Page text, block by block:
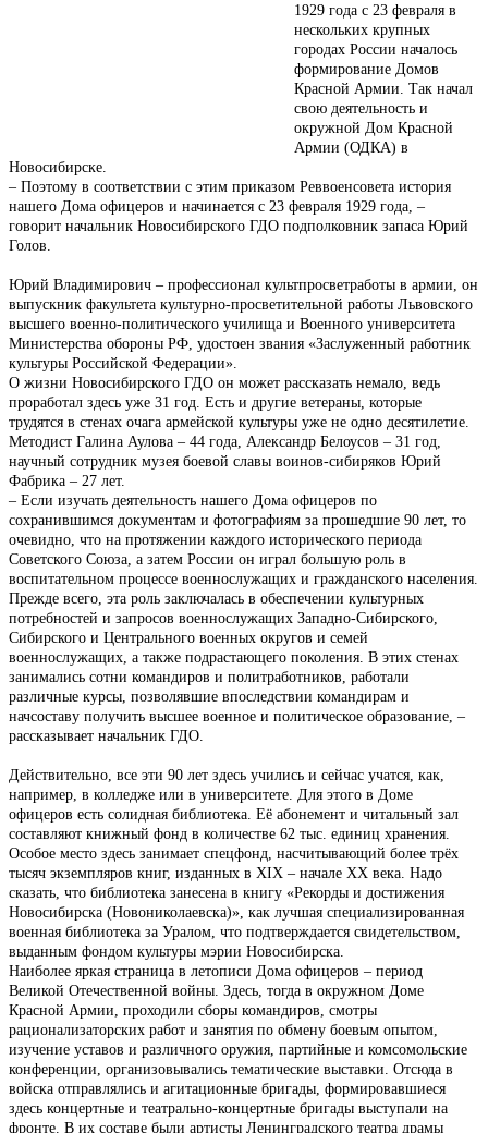
1929 года с 23 февраля в
нескольких крупных
городах России началось
формирование Домов
Красной Армии. Так начал
свою деятельность и
окружной Дом Красной
Армии (ОДКА) в
Новосибирске.
– Поэтому в соответствии с этим приказом Реввоенсовета история
нашего Дома офицеров и начинается с 23 февраля 1929 года, –
говорит начальник Новосибирского ГДО подполковник запаса Юрий
Голов.
Юрий Владимирович – профессионал культпросветработы в армии, он
выпускник факультета культурно-просветительной работы Львовского
высшего военно-политического училища и Военного университета
Министерства обороны РФ, удостоен звания «Заслуженный работник
культуры Российской Федерации».
О жизни Новосибирского ГДО он может рассказать немало, ведь
проработал здесь уже 31 год. Есть и другие ветераны, которые
трудятся в стенах очага армейской культуры уже не одно десятилетие.
Методист Галина Аулова – 44 года, Александр Белоусов – 31 год,
научный сотрудник музея боевой славы воинов-сибиряков Юрий
Фабрика – 27 лет.
– Если изучать деятельность нашего Дома офицеров по
сохранившимся документам и фотографиям за прошедшие 90 лет, то
очевидно, что на протяжении каждого исторического периода
Советского Союза, а затем России он играл большую роль в
воспитательном процессе военнослужащих и гражданского населения.
Прежде всего, эта роль заключалась в обеспечении культурных
потребностей и запросов военнослужащих Западно-Сибирского,
Сибирского и Центрального военных округов и семей
военнослужащих, а также подрастающего поколения. В этих стенах
занимались сотни командиров и политработников, работали
различные курсы, позволявшие впоследствии командирам и
начсоставу получить высшее военное и политическое образование, –
рассказывает начальник ГДО.
Действительно, все эти 90 лет здесь учились и сейчас учатся, как,
например, в колледже или в университете. Для этого в Доме
офицеров есть солидная библиотека. Её абонемент и читальный зал
составляют книжный фонд в количестве 62 тыс. единиц хранения.
Особое место здесь занимает спецфонд, насчитывающий более трёх
тысяч экземпляров книг, изданных в XIX – начале XX века. Надо
сказать, что библиотека занесена в книгу «Рекорды и достижения
Новосибирска (Новониколаевска)», как лучшая специализированная
военная библиотека за Уралом, что подтверждается свидетельством,
выданным фондом культуры мэрии Новосибирска.
Наиболее яркая страница в летописи Дома офицеров – период
Великой Отечественной войны. Здесь, тогда в окружном Доме
Красной Армии, проходили сборы командиров, смотры
рационализаторских работ и занятия по обмену боевым опытом,
изучение уставов и различного оружия, партийные и комсомольские
конференции, организовывались тематические выставки. Отсюда в
войска отправлялись и агитационные бригады, формировавшиеся
здесь концертные и театрально-концертные бригады выступали на
фронте. В их составе были артисты Ленинградского театра драмы